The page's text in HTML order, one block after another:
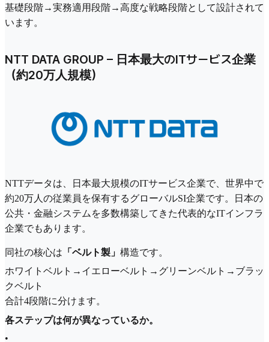
基礎段階→実務適用段階→高度な戦略段階として設計されて
います。
NTT DATA GROUP – 日本最大のITサービス企業
（約20万人規模）
NTTデータは、日本最大規模のITサービス企業で、世界中で
約20万人の従業員を保有するグローバルSI企業です。日本の
公共・金融システムを多数構築してきた代表的なITインフラ
企業でもあります。
同社の核心は 「ベルト製」 構造です。
ホワイトベルト→イエローベルト→グリーンベルト→ブラッ
クベルト
合計4段階に分けます。
各ステップは何が異なっているか。
•